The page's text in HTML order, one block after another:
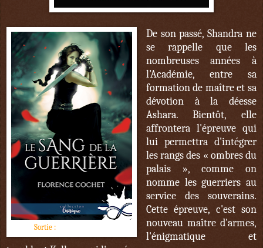
Sortie :
De son passé, Shandra ne
se rappelle que les
nombreuses années à
l'Académie, entre sa
formation de maître et sa
dévotion à la déesse
Ashara. Bientôt, elle
affrontera l'épreuve qui
lui permettra d'intégrer
les rangs des « ombres du
palais », comme on
nomme les guerriers au
service des souverains.
Cette épreuve, c'est son
nouveau maître d'armes,
l'énigmatique et